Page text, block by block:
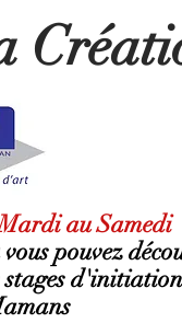
au Samedi
vous pouvez
stages